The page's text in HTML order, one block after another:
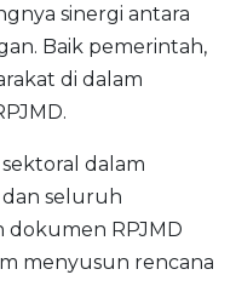
sinergi antara
Baik pemerintah,
di dalam
dalam
seluruh
dokumen RPJMD
menyusun rencana